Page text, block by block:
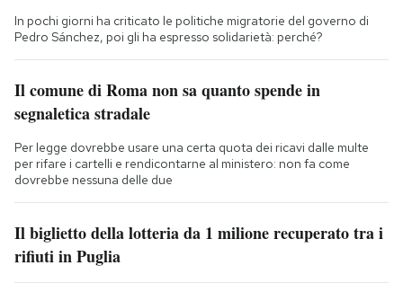
In pochi giorni ha criticato le politiche migratorie del governo di
Pedro Sánchez, poi gli ha espresso solidarietà: perché?
Il comune di Roma non sa quanto spende in
segnaletica stradale
Per legge dovrebbe usare una certa quota dei ricavi dalle multe
per rifare i cartelli e rendicontarne al ministero: non fa come
dovrebbe nessuna delle due
Il biglietto della lotteria da 1 milione recuperato tra i
rifiuti in Puglia